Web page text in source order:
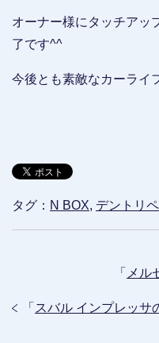
オーナー様にタッチアッ
了です^^
今後とも素敵なカーライ
タグ： N BOX, デントリ
「 メル
「 スバル インプレッサ